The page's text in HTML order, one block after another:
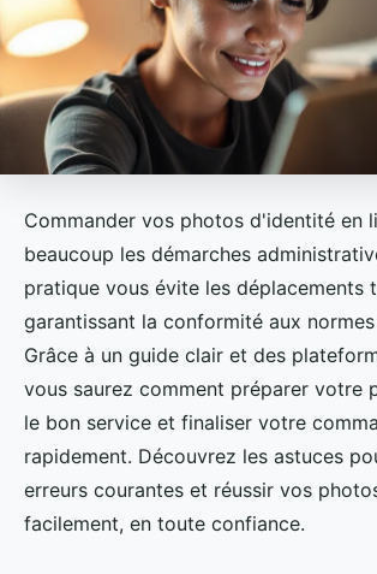
Commander vos photos d'identité en
beaucoup les démarches
pratique vous évite les déplacements
garantissant la conformité aux
Grâce à un guide clair et des
vous saurez comment préparer votre
le bon service et finaliser votre
rapidement. Découvrez les astuces
erreurs courantes et réussir vos
facilement, en toute confiance.